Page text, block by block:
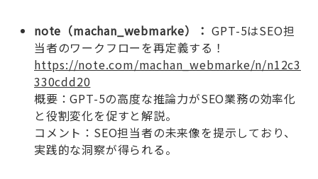
note（machan_webmarke）： GPT-5はSEO担
当者のワークフローを再定義する！
https://note.com/machan_webmarke/n/n12c3
330cdd20
概要：GPT-5の高度な推論力がSEO業務の効率化
と役割変化を促すと解説。
コメント：SEO担当者の未来像を提示しており、
実践的な洞察が得られる。